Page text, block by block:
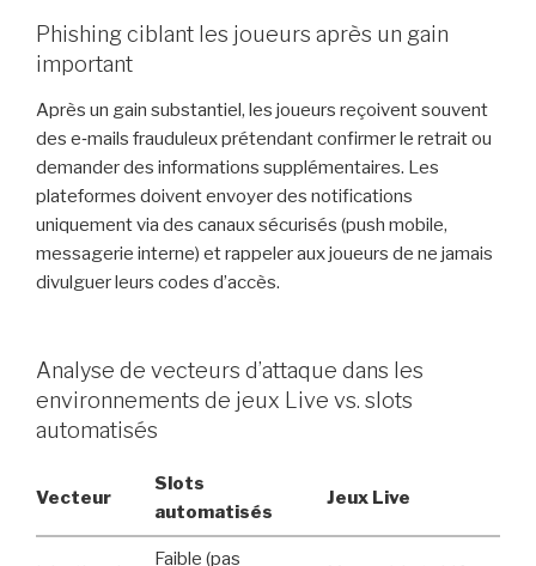
Phishing ciblant les joueurs après un gain
important
Après un gain substantiel, les joueurs reçoivent souvent
des e‑mails frauduleux prétendant confirmer le retrait ou
demander des informations supplémentaires. Les
plateformes doivent envoyer des notifications
uniquement via des canaux sécurisés (push mobile,
messagerie interne) et rappeler aux joueurs de ne jamais
divulguer leurs codes d’accès.
Analyse de vecteurs d’attaque dans les
environnements de jeux Live vs. slots
automatisés
Vecteur
Slots
automatisés
Jeux Live
Faible (pas